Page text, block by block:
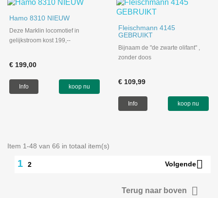
Hamo 8310 NIEUW
Deze Marklin locomotief in
gelijkstroom kost 199,--
€ 199,00
Info koop nu
Fleischmann 4145
GEBRUIKT
Bijnaam de "de zwarte olifant" ,
zonder doos
€ 109,99
Info koop nu
Item 1-48 van 66 in totaal item(s)
1 2 Volgende
Terug naar boven 